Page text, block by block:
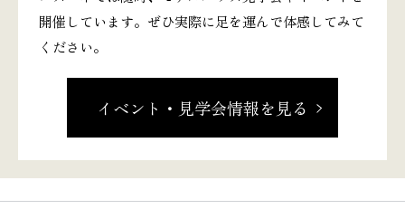
開催しています。ぜひ実際に足を運んで体感してみて
ください。
イベント・見学会情報を見る